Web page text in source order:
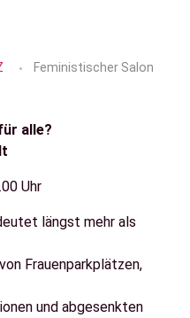
Feministischer Salon
alle?
Uhr
längst mehr als
Frauenparkplätzen,
und abgesenkten